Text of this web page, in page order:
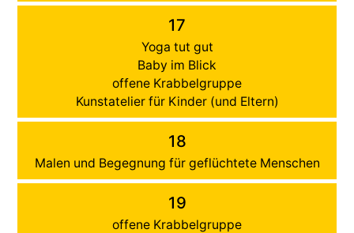
17
Yoga tut gut
Baby im Blick
offene Krabbelgruppe
Kunstatelier für Kinder (und Eltern)
18
Malen und Begegnung für geflüchtete Menschen
19
offene Krabbelgruppe